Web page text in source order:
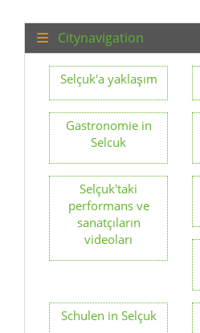
Citynavigation
Selçuk'a yaklaşım
Gastronomie in
Selcuk
Selçuk'taki
performans ve
sanatçıların
videoları
Schulen in Selçuk